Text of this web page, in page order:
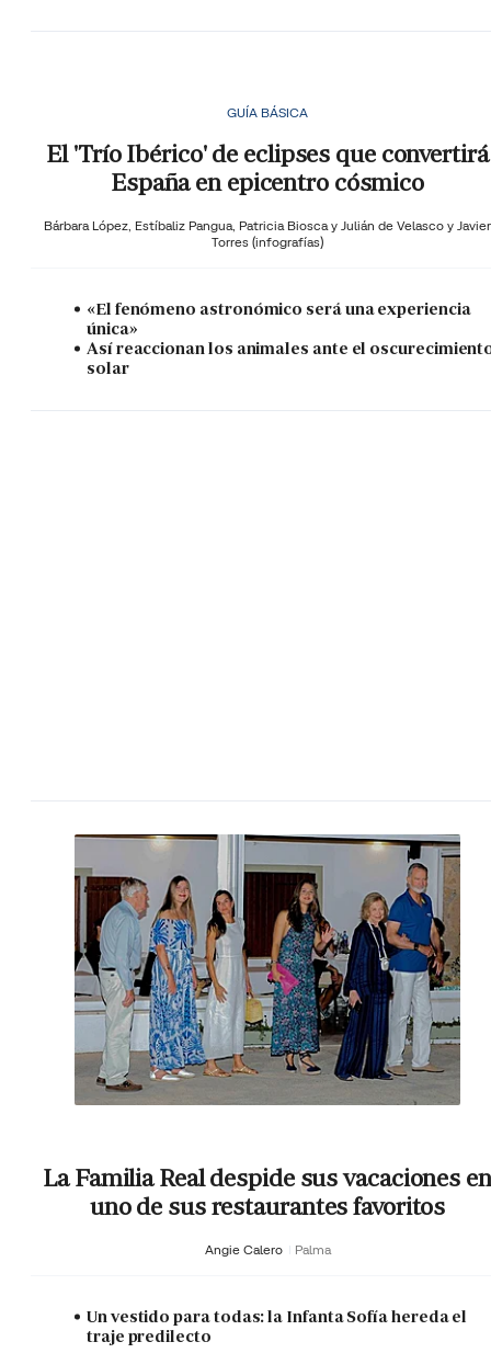
GUÍA BÁSICA
El 'Trío Ibérico' de eclipses que convertirá
España en epicentro cósmico
Bárbara López, Estíbaliz Pangua, Patricia Biosca y Julián de Velasco y Javier
Torres (infografías)
«El fenómeno astronómico será una experiencia
única»
Así reaccionan los animales ante el
solar
La Familia Real despide sus vacaciones en
uno de sus restaurantes favoritos
Angie Calero Palma
Un vestido para todas: la Infanta Sofía hereda el
traje predilecto